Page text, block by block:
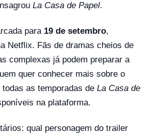
La Casa de Papel.
para 19 de setembro,
Netflix. Fãs de dramas cheios de
complexas já podem preparar a
quer conhecer mais sobre o
as temporadas de La Casa de
na plataforma.
qual personagem do trailer